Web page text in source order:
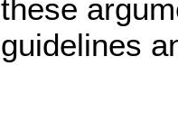
these
guidelines